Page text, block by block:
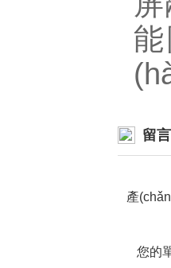
留
產
您的